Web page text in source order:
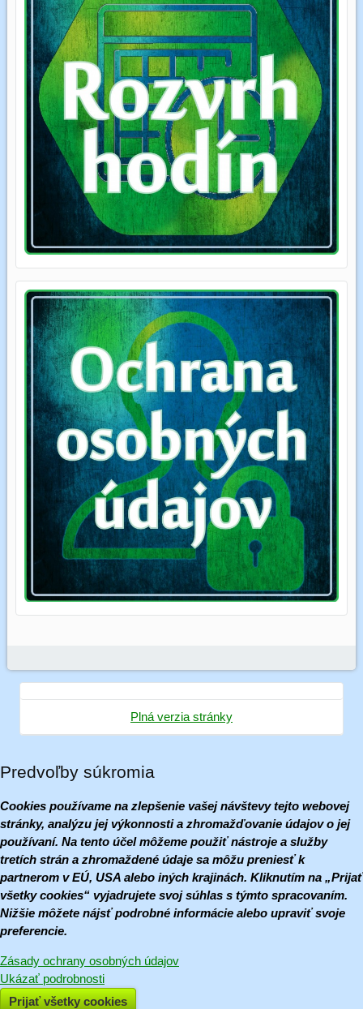
Plná verzia stránky
Predvoľby súkromia
Cookies používame na zlepšenie vašej návštevy tejto webovej
stránky, analýzu jej výkonnosti a zhromažďovanie údajov o jej
používaní. Na tento účel môžeme použiť nástroje a služby
tretích strán a zhromaždené údaje sa môžu preniesť k
partnerom v EÚ, USA alebo iných krajinách. Kliknutím na „Prijať
všetky cookies“ vyjadrujete svoj súhlas s týmto spracovaním.
Nižšie môžete nájsť podrobné informácie alebo upraviť svoje
preferencie.
Zásady ochrany osobných údajov
Ukázať podrobnosti
Prijať všetky cookies